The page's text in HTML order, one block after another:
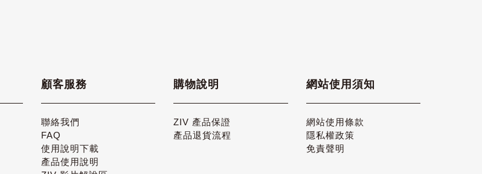
顧客服務
聯絡我們
FAQ
使用說明下載
產品使用說明
購物說明
ZIV 產品保證
產品退貨流程
網站使用須知
網站使用條款
隱私權政策
免責聲明